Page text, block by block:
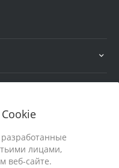
лицами,
веб-сайте.